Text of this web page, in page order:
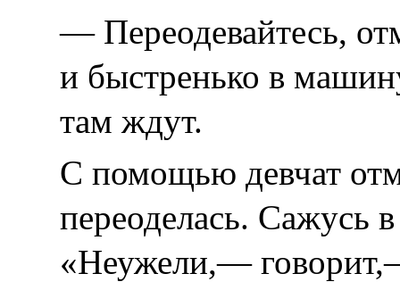
— Переодевайтесь,
и быстренько в
там ждут.
С помощью девчат
переоделась. Сажусь
«Неужели,—